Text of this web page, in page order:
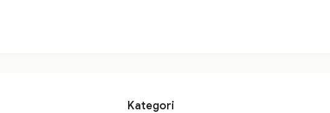
Kategori